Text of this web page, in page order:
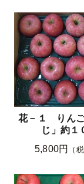
花－１ りん
じ」約１
5,800円
（